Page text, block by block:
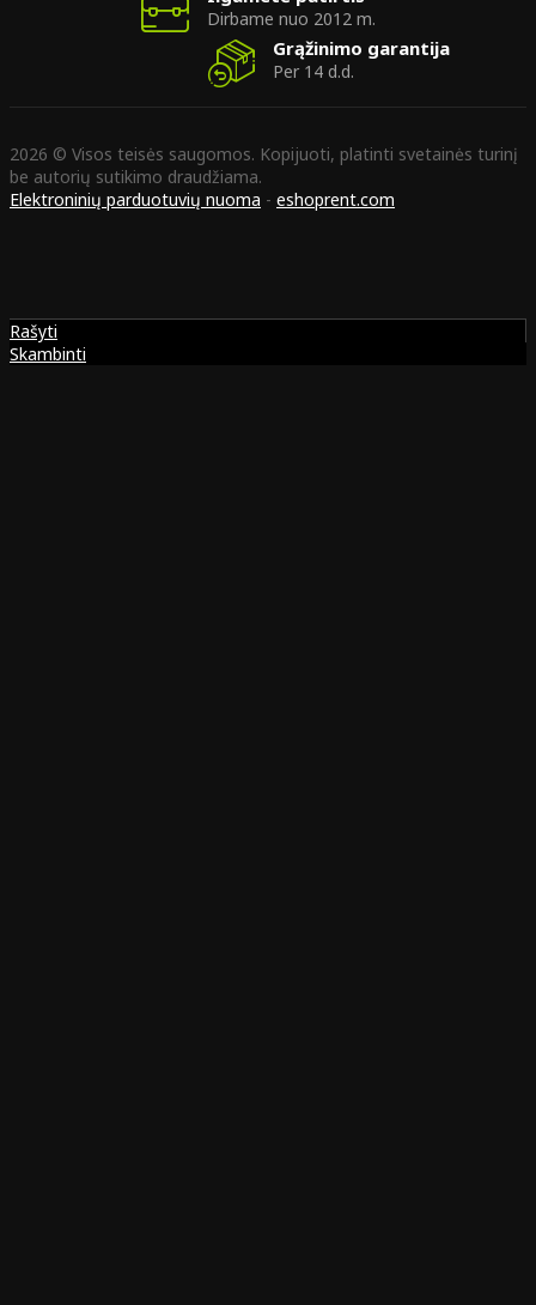
Dirbame nuo 2012 m.
Grąžinimo garantija
Per 14 d.d.
2026 © Visos teisės saugomos. Kopijuoti, platinti svetainės turinį
be autorių sutikimo draudžiama.
Elektroninių parduotuvių nuoma - eshoprent.com
Rašyti
Skambinti